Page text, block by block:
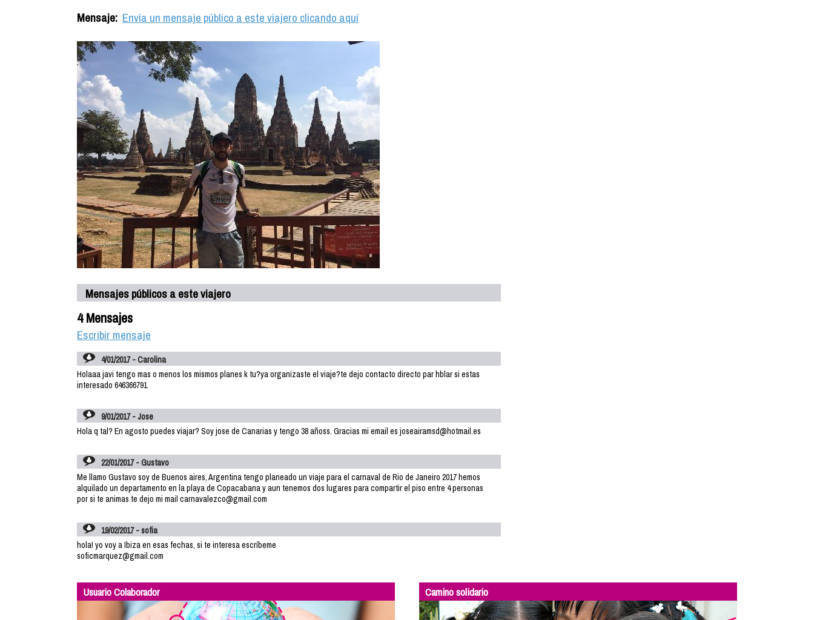
Mensaje: Envía un mensaje público a este viajero clicando aquí
Mensajes públicos a este viajero
4 Mensajes
Escribir mensaje
4/01/2017 - Carolina
Holaaa javi tengo mas o menos los mismos planes k tu?ya organizaste el viaje?te dejo contacto directo par hblar si estas
interesado 646366791
9/01/2017 - Jose
Hola q tal? En agosto puedes viajar? Soy jose de Canarias y tengo 38 añoss. Gracias mi email es joseairamsd@hotmail.es
22/01/2017 - Gustavo
Me llamo Gustavo soy de Buenos aires, Argentina tengo planeado un viaje para el carnaval de Rio de Janeiro 2017 hemos
alquilado un departamento en la playa de Copacabana y aun tenemos dos lugares para compartir el piso entre 4 personas
por si te animas te dejo mi mail carnavalezco@gmail.com
19/02/2017 - sofia
hola! yo voy a Ibiza en esas fechas, si te interesa escríbeme
soficmarquez@gmail.com
Usuario Colaborador Camino solidario